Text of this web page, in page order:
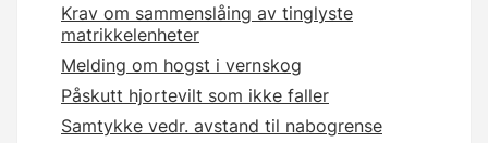
Krav om sammenslåing av tinglyste
matrikkelenheter
Melding om hogst i vernskog
Påskutt hjortevilt som ikke faller
Samtykke vedr. avstand til nabogrense